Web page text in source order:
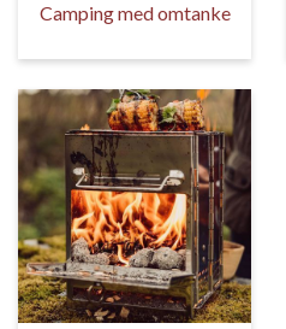
Camping med omtanke